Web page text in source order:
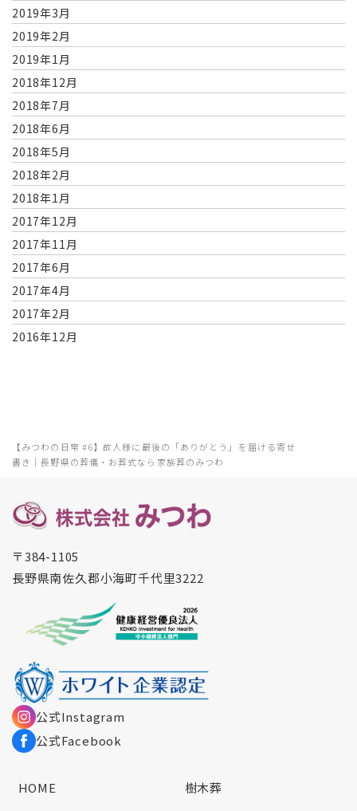
【みつわの日常 #6】故人様に最後の「ありがとう」を届ける寄せ
書き｜長野県の葬儀・お葬式なら家族葬のみつわ
2019年3月
2019年2月
2019年1月
2018年12月
2018年7月
2018年6月
2018年5月
2018年2月
2018年1月
2017年12月
2017年11月
2017年6月
2017年4月
2017年2月
2016年12月
〒384-1105
長野県南佐久郡小海町千代里3222
公式Instagram
公式Facebook
HOME
樹木葬